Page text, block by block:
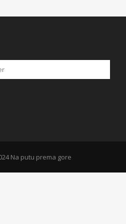
Na putu prema gore